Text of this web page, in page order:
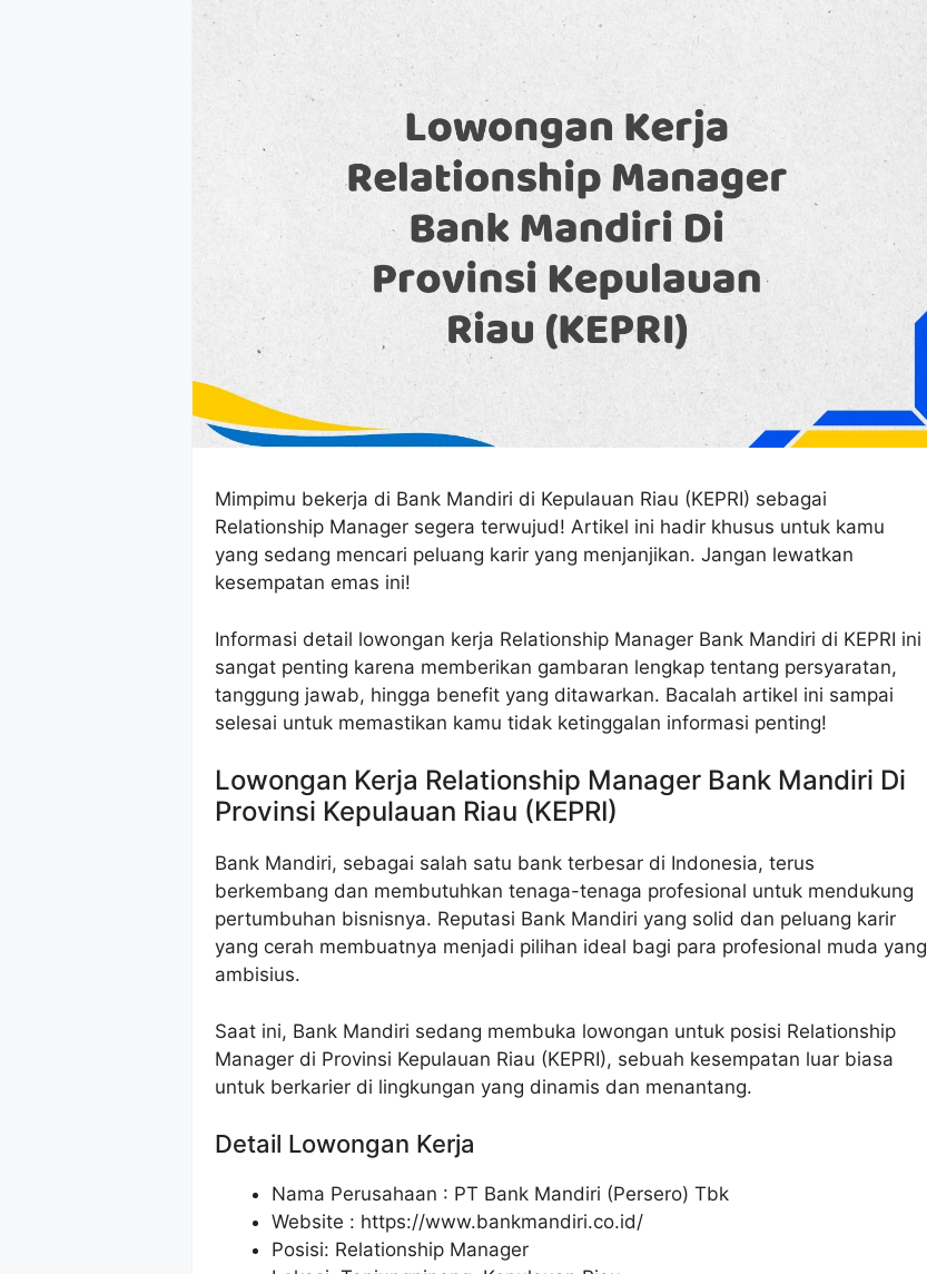
Mimpimu bekerja di Bank Mandiri di Kepulauan Riau (KEPRI) sebagai
Relationship Manager segera terwujud! Artikel ini hadir khusus untuk kamu
yang sedang mencari peluang karir yang menjanjikan. Jangan lewatkan
kesempatan emas ini!
Informasi detail lowongan kerja Relationship Manager Bank Mandiri di KEPRI ini
sangat penting karena memberikan gambaran lengkap tentang persyaratan,
tanggung jawab, hingga benefit yang ditawarkan. Bacalah artikel ini sampai
selesai untuk memastikan kamu tidak ketinggalan informasi penting!
Lowongan Kerja Relationship Manager Bank Mandiri Di
Provinsi Kepulauan Riau (KEPRI)
Bank Mandiri, sebagai salah satu bank terbesar di Indonesia, terus
berkembang dan membutuhkan tenaga-tenaga profesional untuk mendukung
pertumbuhan bisnisnya. Reputasi Bank Mandiri yang solid dan peluang karir
yang cerah membuatnya menjadi pilihan ideal bagi para profesional muda yang
ambisius.
Saat ini, Bank Mandiri sedang membuka lowongan untuk posisi Relationship
Manager di Provinsi Kepulauan Riau (KEPRI), sebuah kesempatan luar biasa
untuk berkarier di lingkungan yang dinamis dan menantang.
Detail Lowongan Kerja
Nama Perusahaan : PT Bank Mandiri (Persero) Tbk
Website : https://www.bankmandiri.co.id/
Posisi: Relationship Manager